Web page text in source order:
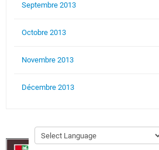
Septembre 2013
Octobre 2013
Novembre 2013
Décembre 2013